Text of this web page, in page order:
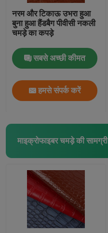
नरम और टिकाऊ उभरा हुआ
बुना हुआ हैंडबैग पीवीसी नकली
चमड़े का कपड़े
सबसे अच्छी कीमत
हमसे संपर्क करें
माइक्रोफाइबर चमड़े की सामग्री